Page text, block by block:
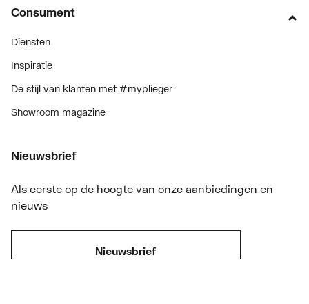
Consument
Diensten
Inspiratie
De stijl van klanten met #myplieger
Showroom magazine
Nieuwsbrief
Als eerste op de hoogte van onze aanbiedingen en
nieuws
Nieuwsbrief